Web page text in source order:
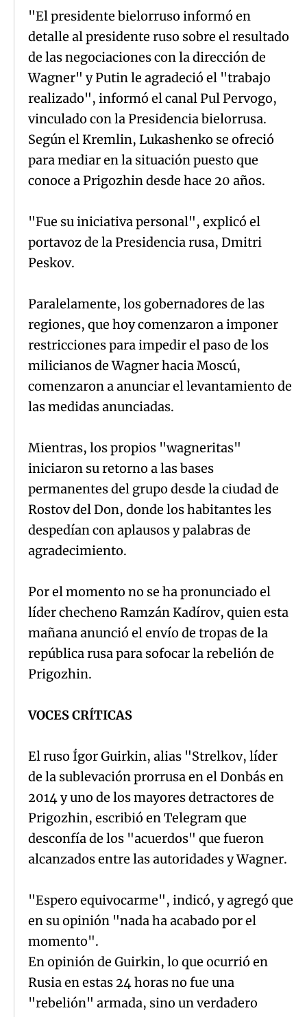
"El presidente bielorruso informó en
detalle al presidente ruso sobre el resultado
de las negociaciones con la dirección de
Wagner" y Putin le agradeció el "trabajo
realizado", informó el canal Pul Pervogo,
vinculado con la Presidencia bielorrusa.
Según el Kremlin, Lukashenko se ofreció
para mediar en la situación puesto que
conoce a Prigozhin desde hace 20 años.
"Fue su iniciativa personal", explicó el
portavoz de la Presidencia rusa, Dmitri
Peskov.
Paralelamente, los gobernadores de las
regiones, que hoy comenzaron a imponer
restricciones para impedir el paso de los
milicianos de Wagner hacia Moscú,
comenzaron a anunciar el levantamiento de
las medidas anunciadas.
Mientras, los propios "wagneritas"
iniciaron su retorno a las bases
permanentes del grupo desde la ciudad de
Rostov del Don, donde los habitantes les
despedían con aplausos y palabras de
agradecimiento.
Por el momento no se ha pronunciado el
líder checheno Ramzán Kadírov, quien esta
mañana anunció el envío de tropas de la
república rusa para sofocar la rebelión de
Prigozhin.
VOCES CRÍTICAS
El ruso Ígor Guirkin, alias "Strelkov, líder
de la sublevación prorrusa en el Donbás en
2014 y uno de los mayores detractores de
Prigozhin, escribió en Telegram que
desconfía de los "acuerdos" que fueron
alcanzados entre las autoridades y Wagner.
"Espero equivocarme", indicó, y agregó que
en su opinión "nada ha acabado por el
momento".
En opinión de Guirkin, lo que ocurrió en
Rusia en estas 24 horas no fue una
"rebelión" armada, sino un verdadero